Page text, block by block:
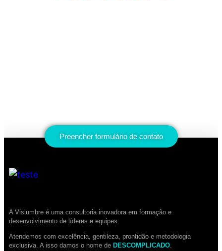
Preencher formulário de contato
A Vislumbre é uma consultoria inovadora em formação e
desenvolvimento de líderes e equipes.
Atendemos com excelência, gentileza, prontidão e metodologia
exclusiva. A isso damos o nome de DESCOMPLICADO.